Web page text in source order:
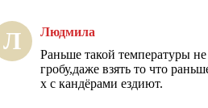
Л Людмила
Раньше такой температуры
гробу,даже взять то что
х с кандёрами ездиют.